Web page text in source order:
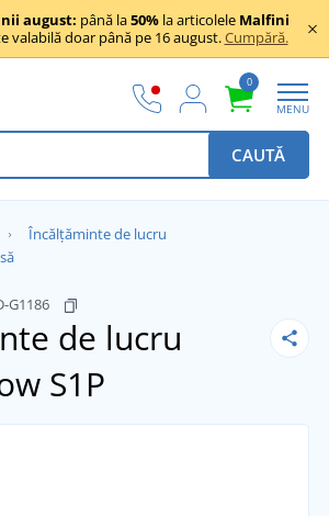
august: până la50% la articolele Malfini
valabilă doar până pe 16 august.Cumpără.
0
MENU
CAUTĂ
Încălțăminte de lucru
G1186
de lucru
S1P